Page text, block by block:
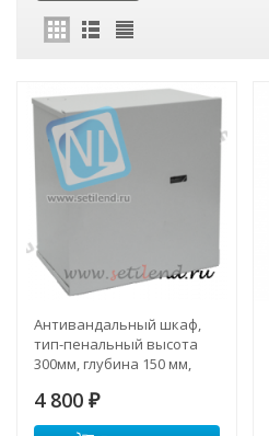
Антивандальный шкаф,
тип-пенальный высота
300мм, глубина 150 мм,
4 800 ₽